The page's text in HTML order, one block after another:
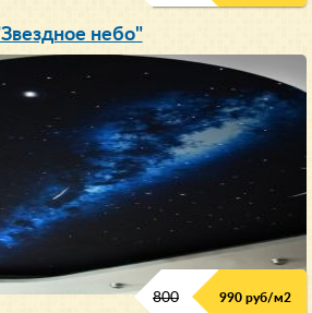
небо"
800 990 руб/м2